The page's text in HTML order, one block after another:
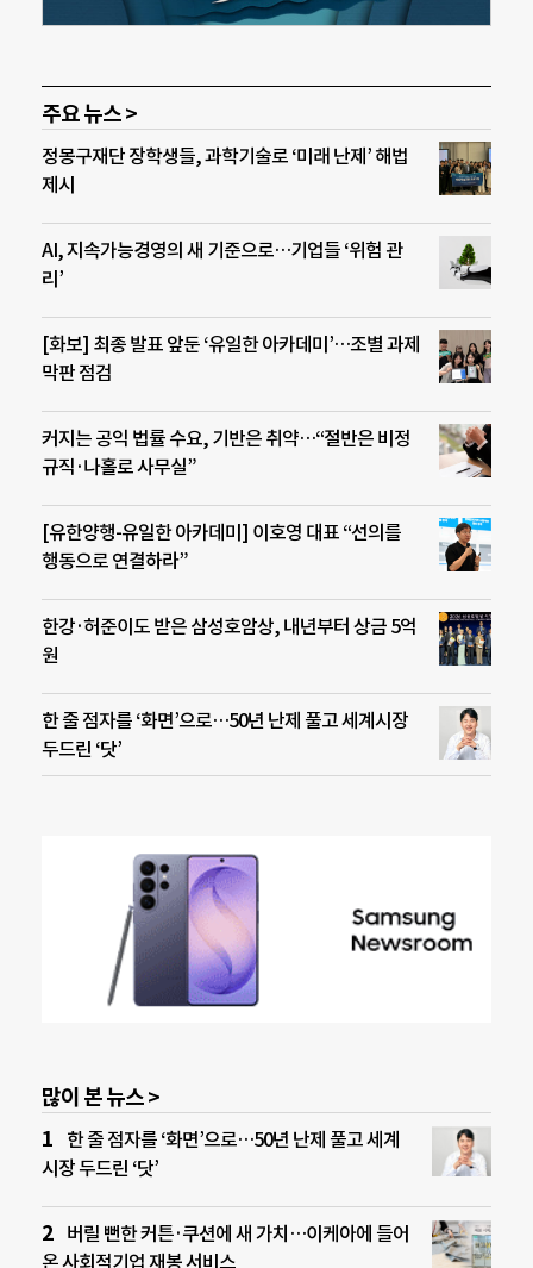
주요 뉴스 >
정몽구재단 장학생들, 과학기술로 ‘미래 난제’ 해법
제시
AI, 지속가능경영의 새 기준으로…기업들 ‘위험 관
리’
[화보] 최종 발표 앞둔 ‘유일한 아카데미’…조별 과제
막판 점검
커지는 공익 법률 수요, 기반은 취약…“절반은 비정
규직·나홀로 사무실”
[유한양행-유일한 아카데미] 이호영 대표 “선의를
행동으로 연결하라”
한강·허준이도 받은 삼성호암상, 내년부터 상금 5억
원
한 줄 점자를 ‘화면’으로…50년 난제 풀고 세계시장
두드린 ‘닷’
많이 본 뉴스 >
한 줄 점자를 ‘화면’으로…50년 난제 풀고 세계
시장 두드린 ‘닷’
버릴 뻔한 커튼·쿠션에 새 가치…이케아에 들어
온 사회적기업 재봉 서비스